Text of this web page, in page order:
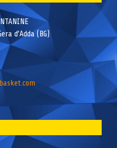
d’Adda (BG)